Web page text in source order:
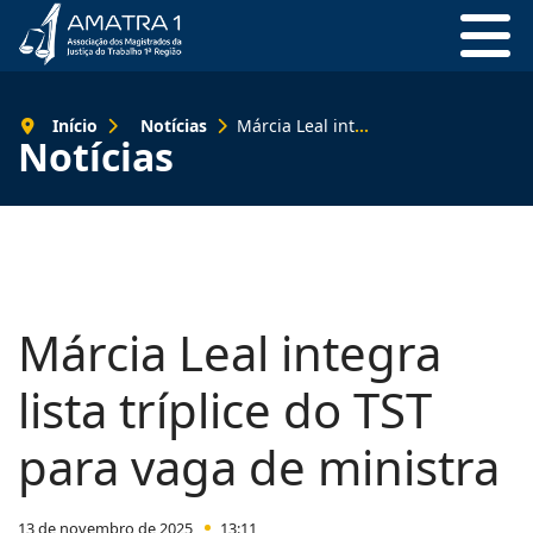
Notícias
Início Notícias Márcia Leal integra lista tríplice do TST para vaga de ministra
Márcia Leal integra
lista tríplice do TST
para vaga de ministra
13 de novembro de 2025 13:11